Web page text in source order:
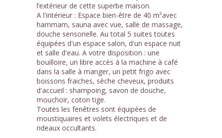
l’extérieur de cette superbe maison.
A l'intérieur : Espace bien-être de 40 m²avec
hammam, sauna avec vue, salle de massage,
douche sensorielle. Au total 5 suites toutes
équipées d'un espace salon, d'un espace nuit
et salle d'eau. A votre disposition : une
bouilloire, un libre accès à la machine à café
dans la salle à manger, un petit frigo avec
boissons fraiches, sèche cheveux, produits
d'accueil : shampoing, savon de douche,
mouchoir, coton tige.
Toutes les fenêtres sont équipées de
moustiquaires et volets électriques et de
rideaux occultants.